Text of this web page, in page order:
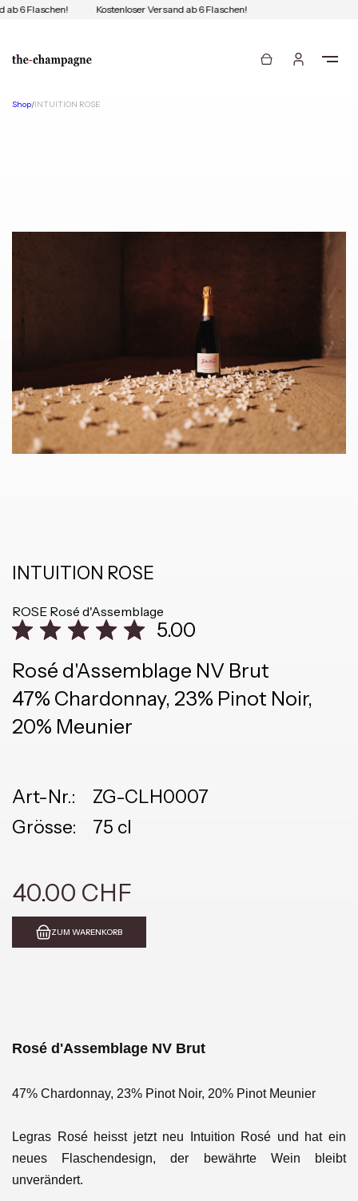
6 Flaschen! Kostenloser Versand ab 6 Flaschen!
Shop/INTUITION ROSE
INTUITION ROSE
ROSE Rosé d'Assemblage
5.00
Rosé d'Assemblage NV Brut
47% Chardonnay, 23% Pinot Noir,
20% Meunier
Art-Nr.:
ZG-CLH0007
Grösse:
75 cl
40.00 CHF
ZUM WARENKORB
Rosé d'Assemblage NV Brut
47% Chardonnay, 23% Pinot Noir, 20% Pinot Meunier
Legras Rosé heisst jetzt neu Intuition Rosé und hat ein
neues Flaschendesign, der bewährte Wein bleibt
unverändert.